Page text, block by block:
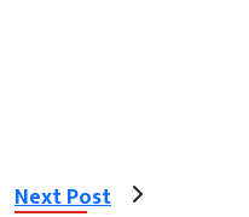
Next Post